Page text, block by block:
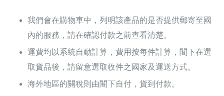
我們會在購物車中，列明該產品的是否提供郵寄至國
內的服務，請在確認付款之前查看清楚。
運費均以系統自動計算，費用按每件計算，閣下在選
取貨品後，請留意選取收件之國家及運送方式。
海外地區的關稅則由閣下自付，貨到付款。